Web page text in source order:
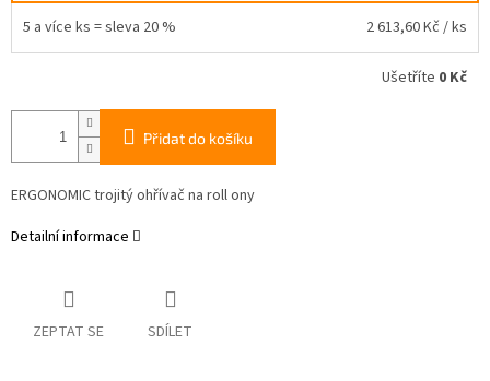
5 a více ks = sleva 20 % 2 613,60 Kč / ks
Ušetříte 0 Kč
Přidat do košíku
ERGONOMIC trojitý ohřívač na roll ony
Detailní informace
ZEPTAT SE SDÍLET